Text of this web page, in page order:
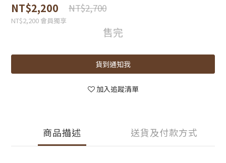
NT$2,200 NT$2,700
NT$2,200 會員獨享
售完
貨到通知我
加入追蹤清單
商品描述 送貨及付款方式